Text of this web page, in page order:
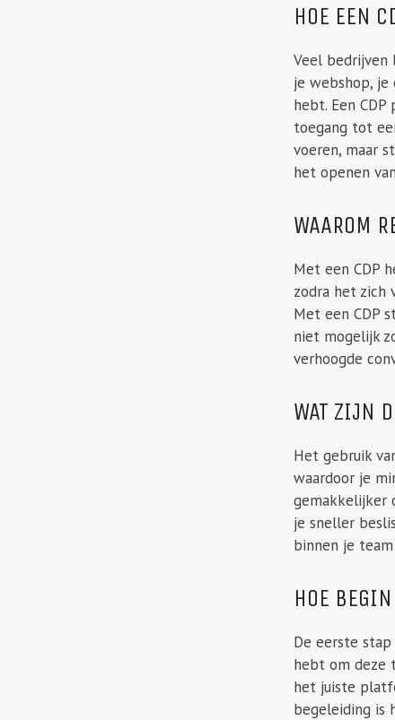
HOE EEN
Veel bedrijven
je webshop,
hebt. Een
toegang tot
voeren, maar
het openen
WAAROM
Met een CDP
zodra het zich
Met een CDP
niet mogelijk
verhoogde
WAT ZIJN
Het gebruik
waardoor je
gemakkelijker
je sneller
binnen je
HOE
De eerste
hebt om deze
het juiste
begeleiding is